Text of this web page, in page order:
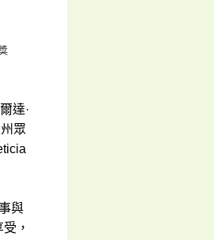
達·
眾
與
，